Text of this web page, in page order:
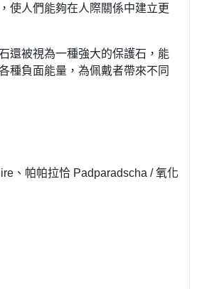
使人們能夠在人際關係中建立更
還被視為一種強大的保護石，能
種負面能量，為佩戴者帶來不同
、帕帕拉恰 Padparadscha / 氧化